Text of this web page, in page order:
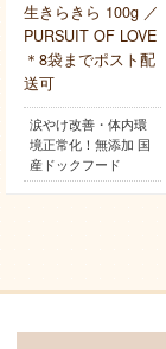
生きらきら 100g ／
PURSUIT OF LOVE
＊8袋までポスト配
送可
涙やけ改善・体内環
境正常化！無添加 国
産ドックフード